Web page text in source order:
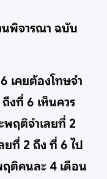
นพิจารณา ฉบับ
เคยต้องโทษจำ
งที่ 6 เห็นควร
พฤติจำเลยที่ 2
ยที่ 2 ถึง ที่ 6 ไป
ติคนละ 4 เดือน